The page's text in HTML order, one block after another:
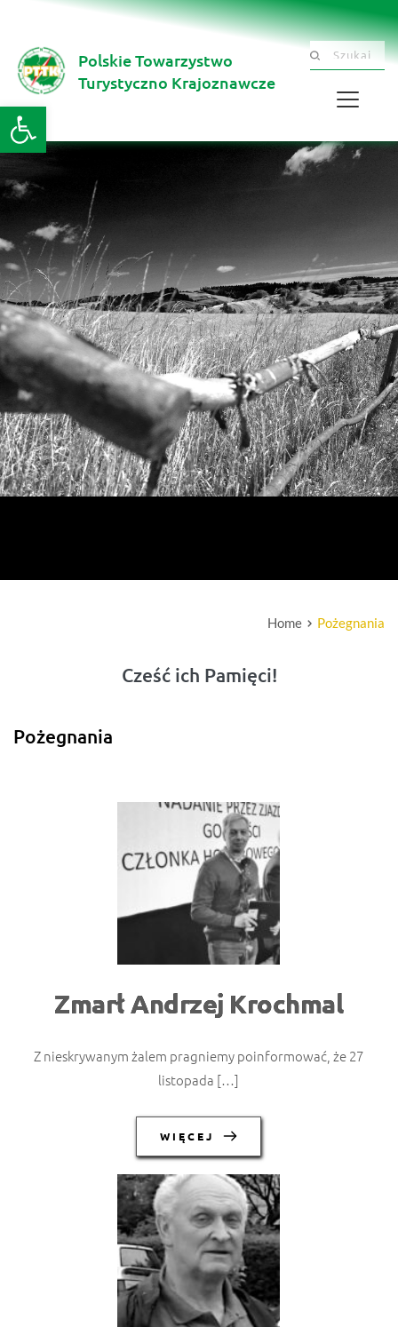
Otwórz pasek narzędzi
Polskie Towarzystwo
Turystyczno Krajoznawcze
Szukaj .......
Home Pożegnania
Cześć ich Pamięci!
Pożegnania
Zmarł Andrzej Krochmal
Z nieskrywanym żalem pragniemy poinformować, że 27
listopada […]
WIĘCEJ